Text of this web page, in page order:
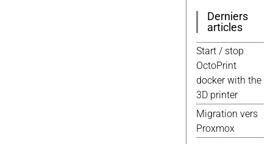
Windows (9)
Javascript (8)
Jekyll (8)
Script (8)
Wordpress (8)
Debian
(7)
Docker
Scripts (7)
Derniers
articles
Start / stop
OctoPrint
docker with the
3D printer
Migration vers
Proxmox